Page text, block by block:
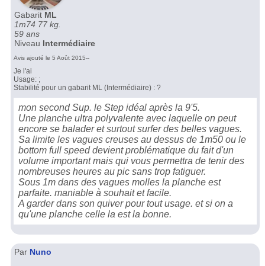
Gabarit ML
1m74 77 kg.
59 ans
Niveau Intermédiaire
Avis ajouté le 5 Août 2015--
Je l'ai
Usage: ;
Stabilité pour un gabarit ML (Intermédiaire) : ?
mon second Sup. le Step idéal après la 9'5.
Une planche ultra polyvalente avec laquelle on peut
encore se balader et surtout surfer des belles vagues.
Sa limite les vagues creuses au dessus de 1m50 ou le
bottom full speed devient problématique du fait d'un
volume important mais qui vous permettra de tenir des
nombreuses heures au pic sans trop fatiguer.
Sous 1m dans des vagues molles la planche est
parfaite. maniable à souhait et facile.
A garder dans son quiver pour tout usage. et si on a
qu'une planche celle la est la bonne.
Par Nuno